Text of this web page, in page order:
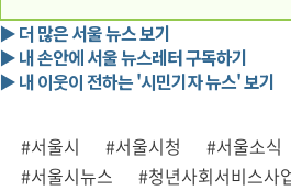
▶ 더 많은 서울 뉴스 보기
▶ 내 손안에 서울 뉴스레터 구독하기
▶ 내 이웃이 전하는 '시민기자 뉴스' 보기
사
관
련
#서울시 #서울시청 #서울소식
#서울시뉴스
#청년사회서비스사